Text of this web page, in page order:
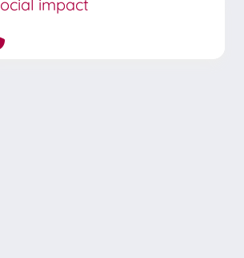
impact